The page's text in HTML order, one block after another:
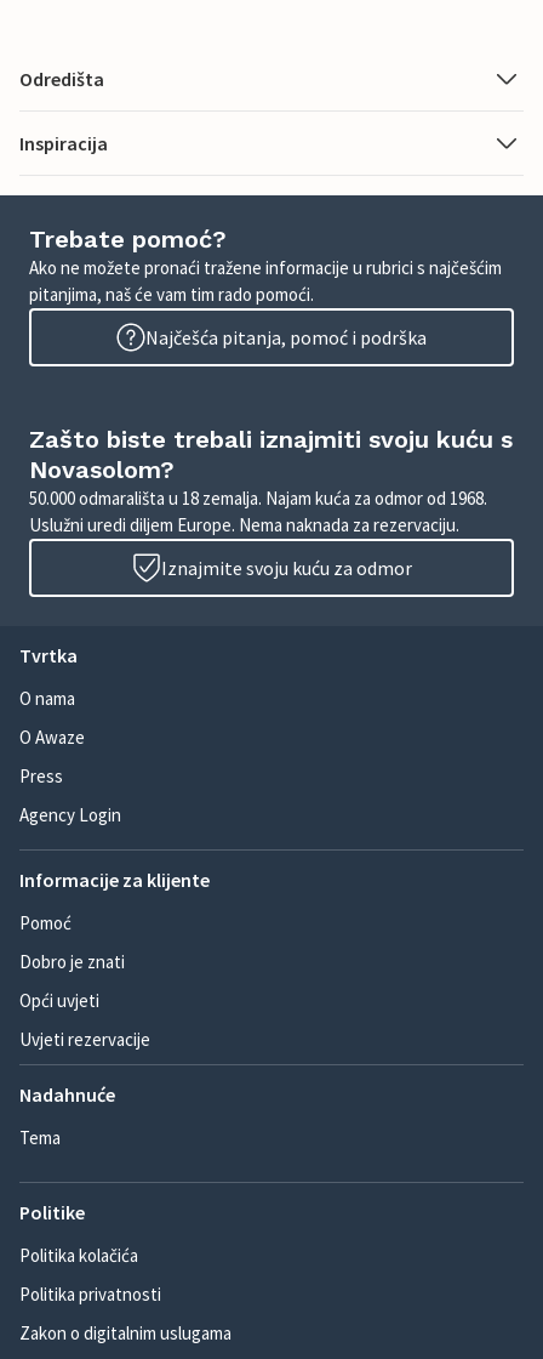
Odredišta
Inspiracija
Trebate pomoć?
Ako ne možete pronaći tražene informacije u rubrici s najčešćim
pitanjima, naš će vam tim rado pomoći.
Najčešća pitanja, pomoć i podrška
Zašto biste trebali iznajmiti svoju kuću s
Novasolom?
50.000 odmarališta u 18 zemalja. Najam kuća za odmor od 1968.
Uslužni uredi diljem Europe. Nema naknada za rezervaciju.
Iznajmite svoju kuću za odmor
Tvrtka
O nama
O Awaze
Press
Agency Login
Informacije za klijente
Pomoć
Dobro je znati
Opći uvjeti
Uvjeti rezervacije
Nadahnuće
Tema
Politike
Politika kolačića
Politika privatnosti
Zakon o digitalnim uslugama